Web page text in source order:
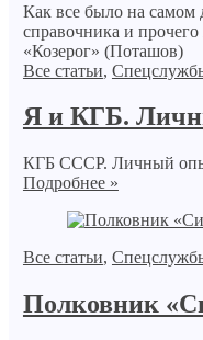
Как все было на самом
справочника и прочего
«Козерог» (Поташов)
Все статьи,
Я и КГБ.
КГБ СССР. Личный
Подробнее »
Все статьи,
Полковник